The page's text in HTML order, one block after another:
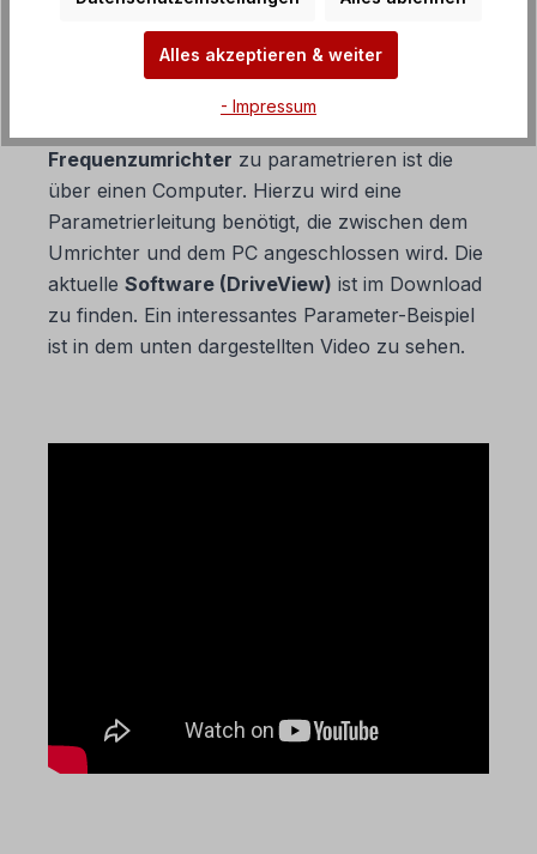
4. Lässt sich der
Frequenzumrichter über
einen PC einstellen?
Frequenzumrichter zu parametrieren ist die
über einen Computer. Hierzu wird eine
Parametrierleitung benötigt, die zwischen dem
Umrichter und dem PC angeschlossen wird. Die
aktuelle Software (DriveView) ist im Download
zu finden. Ein interessantes Parameter-Beispiel
ist in dem unten dargestellten Video zu sehen.
Alles akzeptieren & weiter
- Impressum